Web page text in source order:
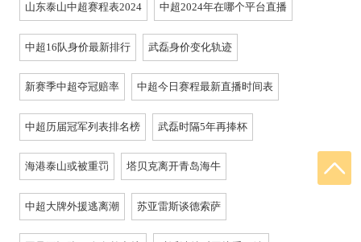
山东泰山中超赛程表2024 中超2024年在哪个平台直播
中超16队身价最新排行 武磊身价变化轨迹
新赛季中超夺冠赔率 中超今日赛程最新直播时间表
中超历届冠军列表排名榜 武磊时隔5年再捧杯
海港泰山或被重罚 塔贝克离开青岛海牛
中超大牌外援逃离潮 苏亚雷斯谈德索萨